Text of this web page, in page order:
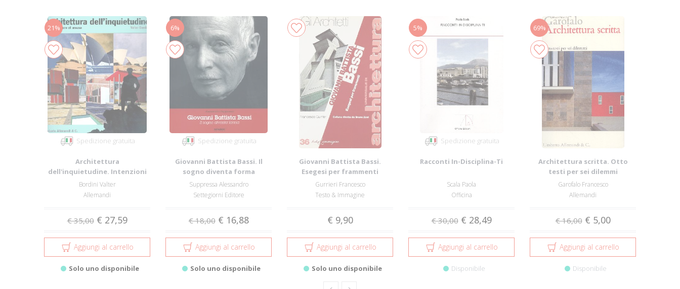
21%
Spedizione gratuita
Architettura
dell'inquietudine. Intenzioni
che diventano oggetti-...
Bordini Valter
Allemandi
€ 35,00 € 27,59
Aggiungi al carrello
Solo uno disponibile
6%
Spedizione gratuita
Giovanni Battista Bassi. Il
sogno diventa forma
Suppressa Alessandro
Settegiorni Editore
€ 18,00 € 16,88
Aggiungi al carrello
Solo uno disponibile
Giovanni Battista Bassi.
Esegesi per frammenti
Gurrieri Francesco
Testo & Immagine
€ 9,90
Aggiungi al carrello
Solo uno disponibile
5%
Spedizione gratuita
Racconti In-Disciplina-Ti
Scala Paola
Officina
€ 30,00 € 28,49
Aggiungi al carrello
Disponibile
69%
Architettura scritta. Otto
testi per sei dilemmi
Garofalo Francesco
Allemandi
€ 16,00 € 5,00
Aggiungi al carrello
Disponibile